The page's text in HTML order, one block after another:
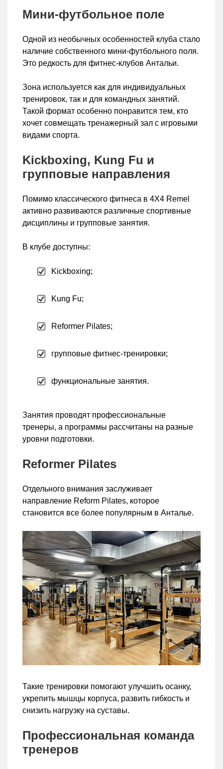
Мини-футбольное поле
Одной из необычных особенностей клуба стало
наличие собственного мини-футбольного поля.
Это редкость для фитнес-клубов Антальи.
Зона используется как для индивидуальных
тренировок, так и для командных занятий.
Такой формат особенно понравится тем, кто
хочет совмещать тренажерный зал с игровыми
видами спорта.
Kickboxing, Kung Fu и
групповые направления
Помимо классического фитнеса в 4X4 Remel
активно развиваются различные спортивные
дисциплины и групповые занятия.
В клубе доступны:
Kickboxing;
Kung Fu;
Reformer Pilates;
групповые фитнес-тренировки;
функциональные занятия.
Занятия проводят профессиональные
тренеры, а программы рассчитаны на разные
уровни подготовки.
Reformer Pilates
Отдельного внимания заслуживает
направление Reform Pilates, которое
становится все более популярным в Анталье.
Такие тренировки помогают улучшить осанку,
укрепить мышцы корпуса, развить гибкость и
снизить нагрузку на суставы.
Профессиональная команда
тренеров